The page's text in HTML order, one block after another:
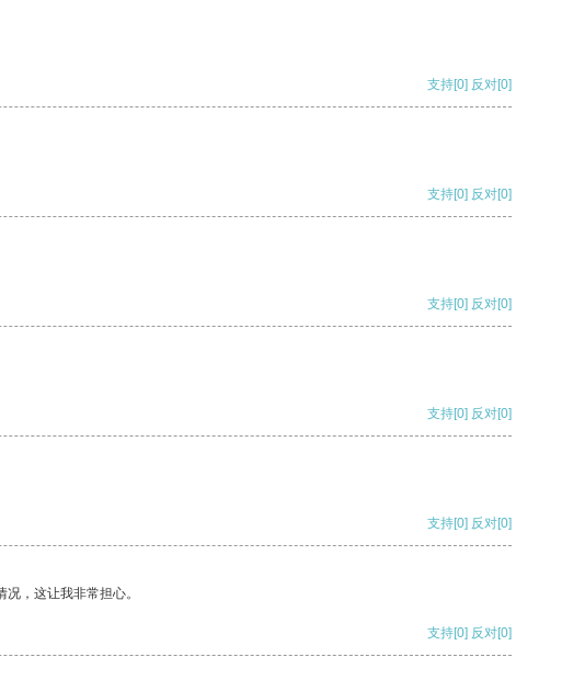
支持[0] 反对[0]
支持[0] 反对[0]
支持[0] 反对[0]
支持[0] 反对[0]
支持[0] 反对[0]
，这让我非常担心。
支持[0] 反对[0]